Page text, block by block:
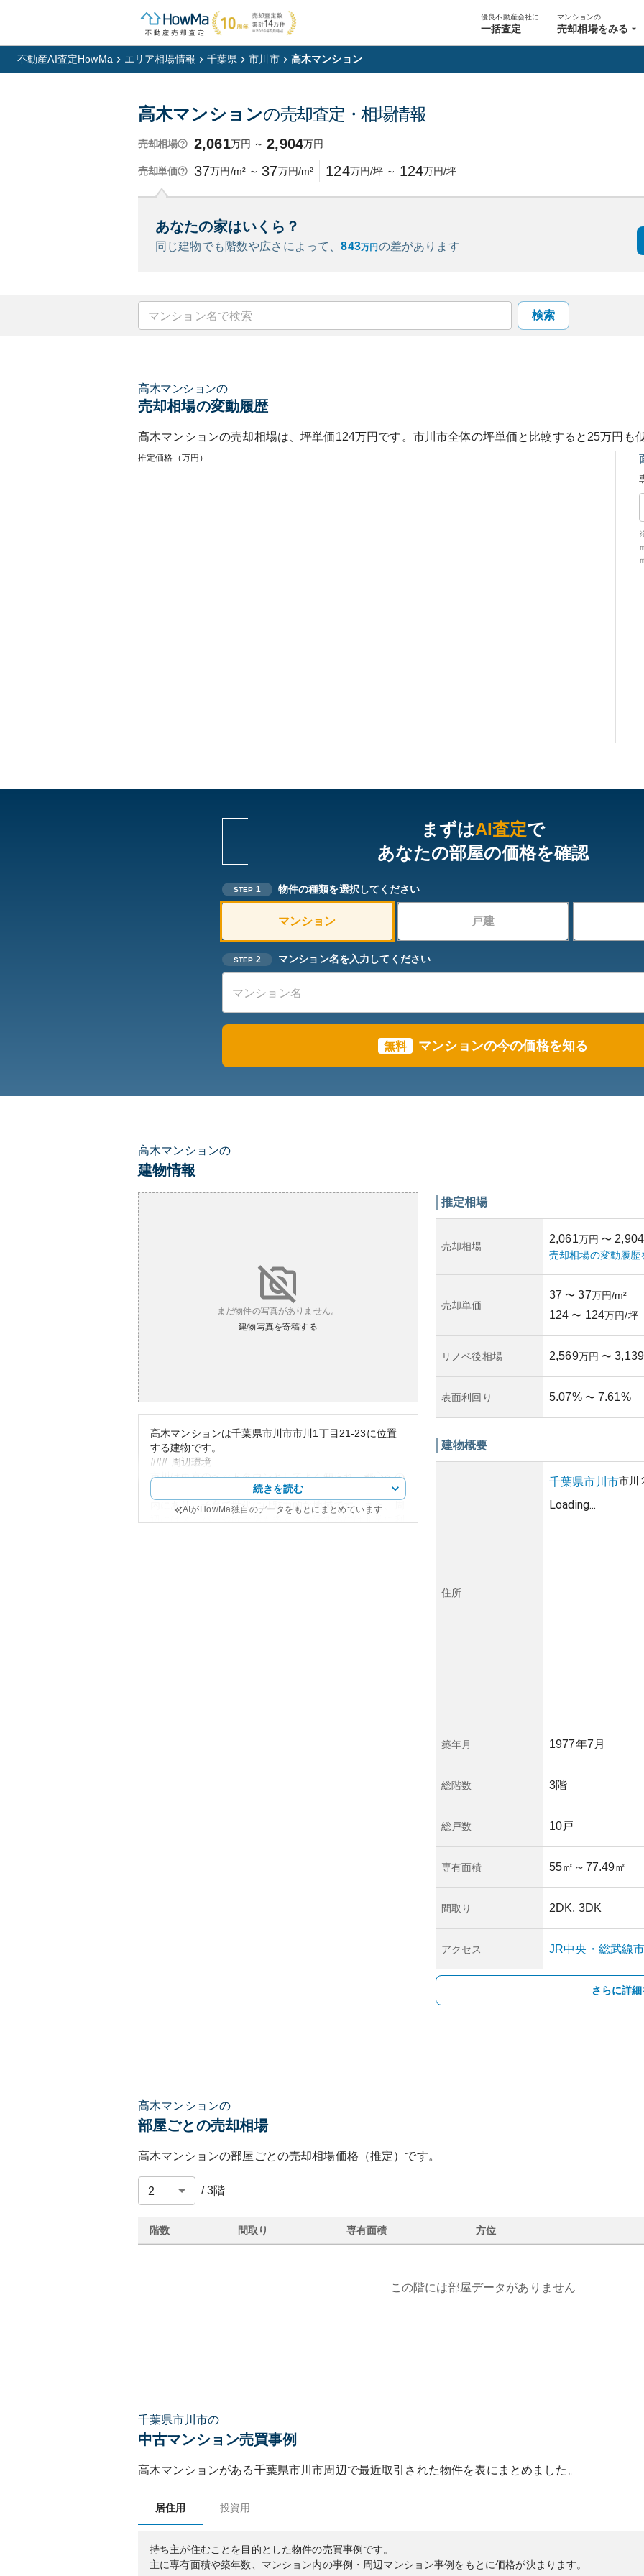
優良不動産会社に
一括査定
マンションの
売却相場をみる
不動産AI査定HowMa エリア相場情報 千葉県 市川市 高木マンション
高木マンションの売却査定・相場情報
売却相場 2,061万円 ～ 2,904万円
売却単価 37万円/m² ～ 37万円/m² 124万円/坪 ～ 124万円/坪
あなたの家はいくら？
同じ建物でも階数や広さによって、843万円 の差があります
検索
高木マンションの
売却相場の変動履歴
高木マンションの売却相場は、坪単価124万円です。 市川市全体の坪単価と比較すると 25万円も
推定価格（万円）
まずはAI査定で
あなたの部屋の価格を確認
STEP 1 物件の種類を選択してください
マンション 戸建
STEP 2 マンション名を入力してください
無料 マンションの今の価格を知る
高木マンションの
建物情報
まだ物件の写真がありません。
建物写真を寄稿する
高木マンションは千葉県市川市市川1丁目21-23に位置
する建物です。
### 周辺環境
市川は東京のベッドタウンとしてよく知られ、都心への
アクセスが非常に便利です。多くの学校や公園が徒歩圏
内にあり、子育て世代には魅力的な地域です。また、周
続きを読む
AIがHowMa独自のデータをもとにまとめています
推定相場
売却相場
2,061万円 〜 2,904
売却相場の変動履歴
売却単価
37 〜 37万円/m²
124 〜 124万円/坪
リノベ後相場 2,569万円 〜 3,139
表面利回り 5.07% 〜 7.61%
建物概要
住所
千葉県市川市市川
Loading...
築年月 1977年7月
総階数 3階
総戸数 10戸
専有面積 55㎡ ～77.49㎡
間取り 2DK, 3DK
アクセス JR中央・総武線
さらに詳
高木マンションの
部屋ごとの売却相場
高木マンションの部屋ごとの売却相場価格（推定）です。
/3階
階数 間取り 専有面積 方位
この階には部屋データがありません
千葉県市川市の
中古マンション売買事例
高木マンションがある千葉県市川市周辺で最近取引された物件を表にまとめました。
居住用 投資用
持ち主が住むことを目的とした物件の売買事例です。
主に専有面積や築年数、マンション内の事例・周辺マンション事例をもとに価格が決まります。